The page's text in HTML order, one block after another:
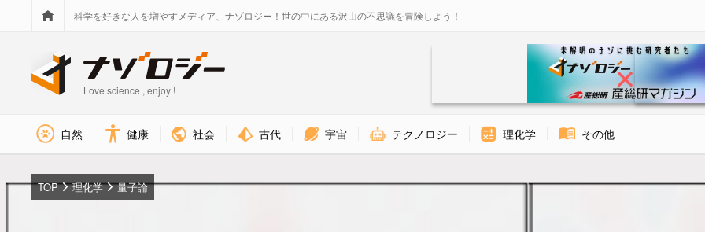
科学を好きな人を増やすメディア、ナゾロジー！世の中にある沢山の不思議を冒険しよう！
Love science , enjoy !
自然 健康 社会 古代 宇宙 テクノロジー 理化学 その他
TOP 理化学 量子論